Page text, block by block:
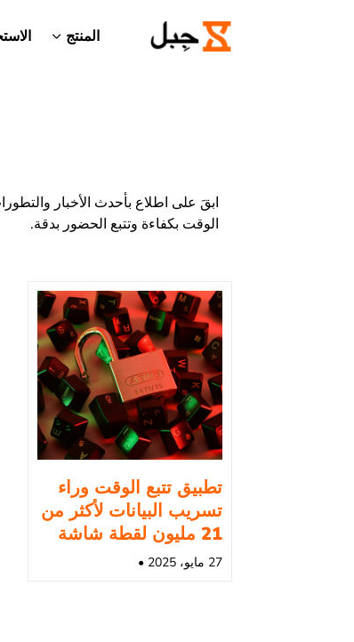
المنتج
ابقَ على اطلاع بأحدث الأخبار
الوقت بكفاءة وتتبع الحضور بدقة.
تطبيق تتبع الوقت وراء
تسريب البيانات لأكثر من
21 مليون لقطة شاشة
27 مايو، 2025 •